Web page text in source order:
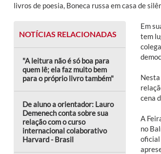
livros de poesia, Boneca russa em casa de
NOTÍCIAS RELACIONADAS
"A leitura não é só boa para
quem lê; ela faz muito bem
para o próprio livro também"
De aluno a orientador: Lauro
Demenech conta sobre sua
relação com o curso
internacional colaborativo
Harvard - Brasil
Em
tem
cena
A
no
oficial